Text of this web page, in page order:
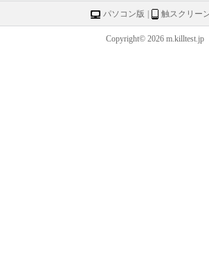
パソコン版 触スクリー
Copyright© 2026 m.killtest.jp